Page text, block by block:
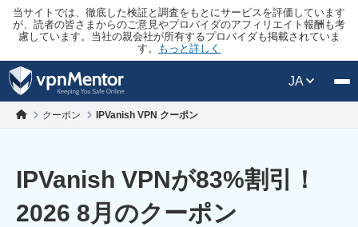
当サイトでは、徹底した検証と調査をもとにサービスを評価しています
が、読者の皆さまからのご意見やプロバイダのアフィリエイト報酬も考
慮しています。当社の親会社が所有するプロバイダも掲載されていま
す。
もっと詳しく
JA
クーポン IPVanish VPN クーポン
IPVanish VPNが83%割引！
2026 8月のクーポン